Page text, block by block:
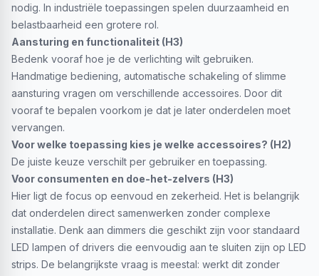
nodig. In industriële toepassingen spelen duurzaamheid en
belastbaarheid een grotere rol.
Aansturing en functionaliteit (H3)
Bedenk vooraf hoe je de verlichting wilt gebruiken.
Handmatige bediening, automatische schakeling of slimme
aansturing vragen om verschillende accessoires. Door dit
vooraf te bepalen voorkom je dat je later onderdelen moet
vervangen.
Voor welke toepassing kies je welke accessoires? (H2)
De juiste keuze verschilt per gebruiker en toepassing.
Voor consumenten en doe-het-zelvers (H3)
Hier ligt de focus op eenvoud en zekerheid. Het is belangrijk
dat onderdelen direct samenwerken zonder complexe
installatie. Denk aan dimmers die geschikt zijn voor standaard
LED lampen of drivers die eenvoudig aan te sluiten zijn op LED
strips. De belangrijkste vraag is meestal: werkt dit zonder